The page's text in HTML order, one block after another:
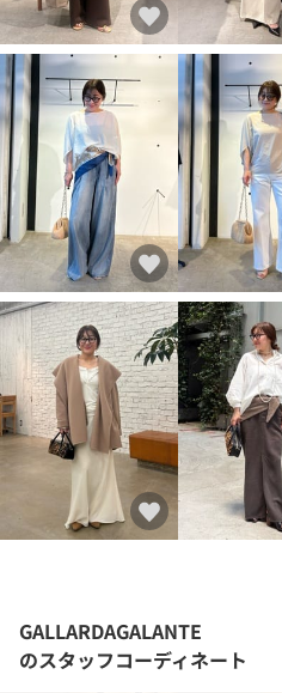
GALLARDAGALANTE
のスタッフコーディネート